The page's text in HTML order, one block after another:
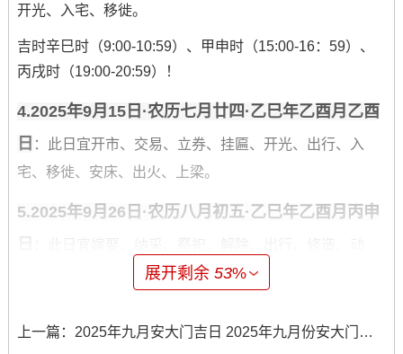
开光、入宅、移徙。
吉时辛巳时（9:00-10:59）、甲申时（15:00-16：59）、
丙戌时（19:00-20:59）！
4.2025年9月15日·农历七月廿四·乙巳年乙酉月乙酉
日 ：此日宜开市、交易、立券、挂匾、开光、出行、入
宅、移徙、安床、出火、上梁。
5.2025年9月26日·农历八月初五·乙巳年乙酉月丙申
土、开市、上梁、安床、求医、治病.
展开剩余53%
上一篇： 2025年九月安大门吉日 2025年九月份安大门的吉日及时辰